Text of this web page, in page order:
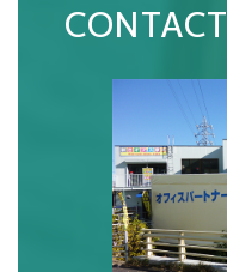
CONTACT